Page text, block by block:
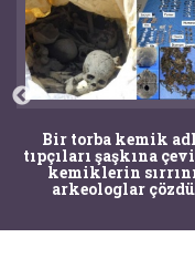
Bir torba kemik
tıpçıları şaşkına
kemiklerin
arkeologlar çözdü